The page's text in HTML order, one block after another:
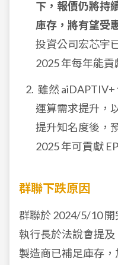
下，報價仍將持
庫存，將有望受
投資公司宏芯宇
2025 年每年能貢
雖然
運算需求提升，
提升知名度後，
2025 年可貢獻
群聯下跌原因
群聯於 2024/5/10
執行長於法說會提
製造商已補足庫存，